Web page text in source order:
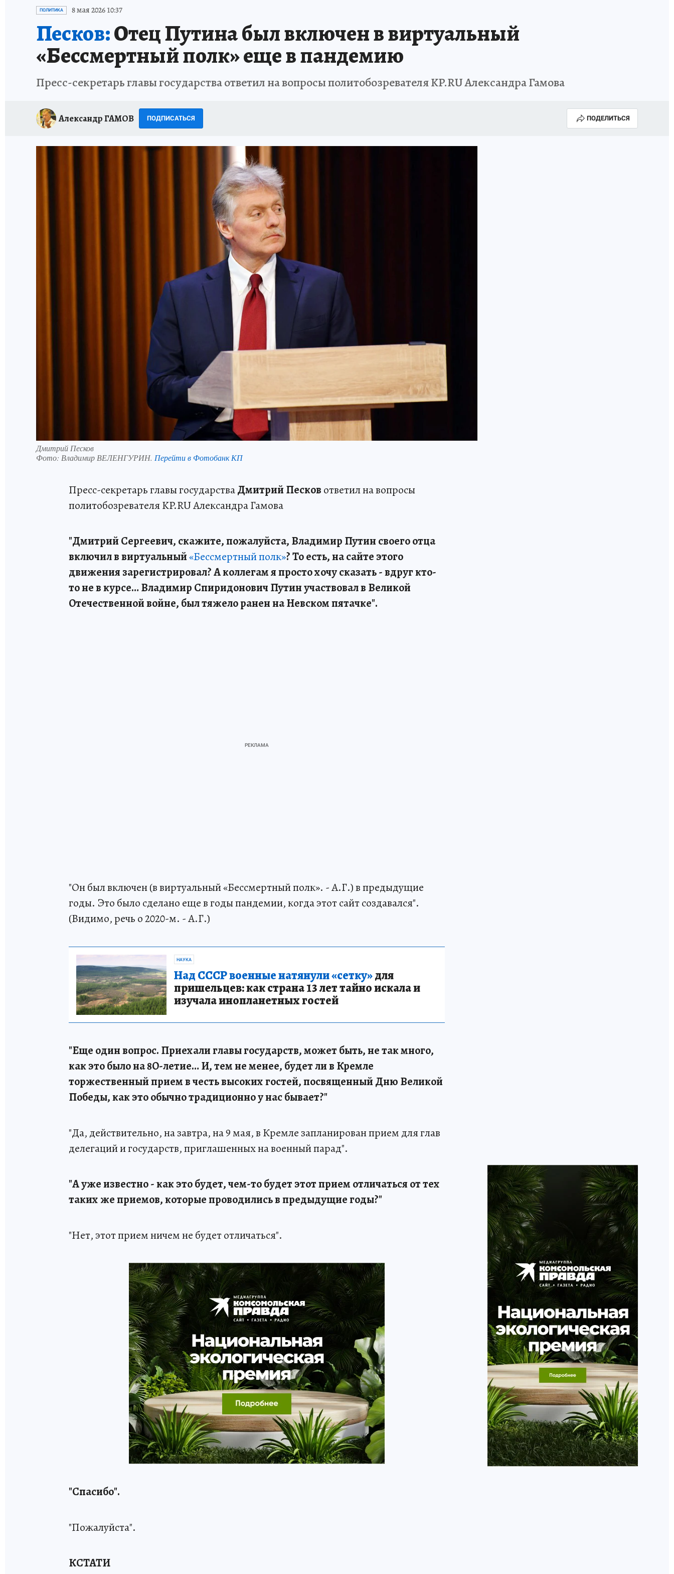
ИСПЫТАНО НА СЕБЕ
ПОЛИТИКА 8 мая 2026 10:37
Песков:Отец Путина был включен в виртуальный
«Бессмертный полк» еще в пандемию
Пресс-секретарь главы государства ответил на вопросы политобозревателя KP.RU Александра Гамова
Александр ГАМОВ ПОДПИСАТЬСЯ ПОДЕЛИТЬСЯ
Дмитрий Песков
Фото: Владимир ВЕЛЕНГУРИН. Перейти в Фотобанк КП
Пресс-секретарь главы государстваДмитрий Песков ответил на вопросы
политобозревателя KP.RU Александра Гамова
"Дмитрий Сергеевич, скажите, пожалуйста, Владимир Путин своего отца
включил в виртуальный«Бессмертный полк»? То есть, на сайте этого
движения зарегистрировал? А коллегам я просто хочу сказать - вдруг кто-
то не в курсе… Владимир Спиридонович Путин участвовал в Великой
Отечественной войне, был тяжело ранен на Невском пятачке".
"Он был включен (в виртуальный «Бессмертный полк». - А.Г.) в предыдущие
годы. Это было сделано еще в годы пандемии, когда этот сайт создавался".
(Видимо, речь о 2020-м. - А.Г.)
НАУКА
Над СССР военные натянули «сетку»для
пришельцев: как страна 13 лет тайно искала и
изучала инопланетных гостей
"Еще один вопрос. Приехали главы государств, может быть, не так много,
как это было на 8О-летие… И, тем не менее, будет ли в Кремле
торжественный прием в честь высоких гостей, посвященный Дню Великой
Победы, как это обычно традиционно у нас бывает?"
"Да, действительно, на завтра, на 9 мая, в Кремле запланирован прием для глав
делегаций и государств, приглашенных на военный парад".
"А уже известно - как это будет, чем-то будет этот прием отличаться от тех
таких же приемов, которые проводились в предыдущие годы?"
"Нет, этот прием ничем не будет отличаться".
"Спасибо".
"Пожалуйста".
КСТАТИ